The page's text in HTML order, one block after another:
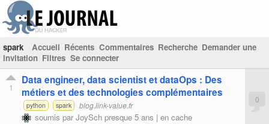
spark Accueil Récents Commentaires Recherche Demander une
invitation Filtres Se connecter
1
Data engineer, data scientist et dataOps : Des
métiers et des technologies complémentaires
python spark blog.link-value.fr
soumis parJoySch presque 5 ans | en cache
0